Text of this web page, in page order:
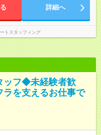
詳細へ
トスタッフィング
ッフ◆未経験者歓
を支えるお仕事で